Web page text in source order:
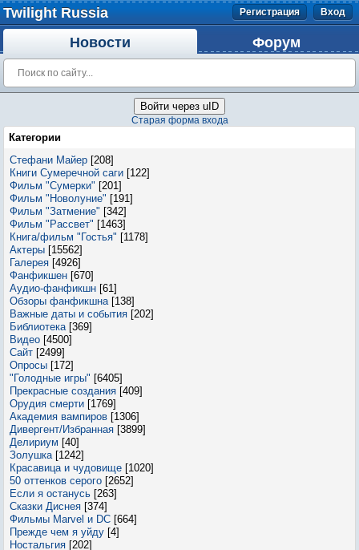
Twilight Russia Регистрация Вход
Новости Форум
Войти через uID
Старая форма входа
Категории
Стефани Майер [208]
Книги Сумеречной саги [122]
Фильм "Сумерки" [201]
Фильм "Новолуние" [191]
Фильм "Затмение" [342]
Фильм "Рассвет" [1463]
Книга/фильм "Гостья" [1178]
Актеры [15562]
Галерея [4926]
Фанфикшен [670]
Аудио-фанфикшн [61]
Обзоры фанфикшна [138]
Важные даты и события [202]
Библиотека [369]
Видео [4500]
Сайт [2499]
Опросы [172]
"Голодные игры" [6405]
Прекрасные создания [409]
Орудия смерти [1769]
Академия вампиров [1306]
Дивергент/Избранная [3899]
Делириум [40]
Золушка [1242]
Красавица и чудовище [1020]
50 оттенков серого [2652]
Если я останусь [263]
Сказки Диснея [374]
Фильмы Marvel и DC [664]
Прежде чем я уйду [4]
Ностальгия [202]